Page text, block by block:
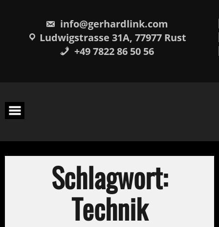
info@gerhardlink.com
Ludwigstrasse 31A, 77977 Rust
+49 7822 86 50 56
Schlagwort:
Technik